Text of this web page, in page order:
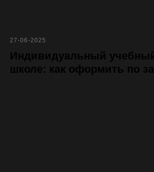
27-06-2025
Индивидуальный
школе: как оформить по